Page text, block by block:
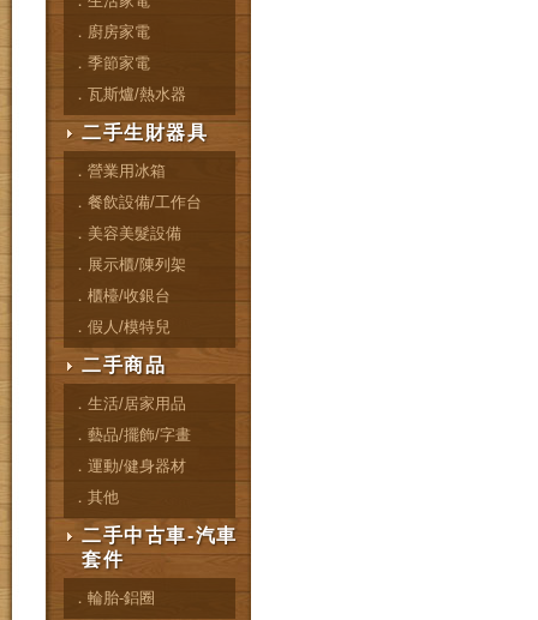
．廚房家電
．季節家電
．瓦斯爐/熱水器
二手生財器具
．營業用冰箱
．餐飲設備/工作台
．美容美髮設備
．展示櫃/陳列架
．櫃檯/收銀台
．假人/模特兒
二手商品
．生活/居家用品
．藝品/擺飾/字畫
．運動/健身器材
．其他
二手中古車-汽車
套件
．輪胎-鋁圈